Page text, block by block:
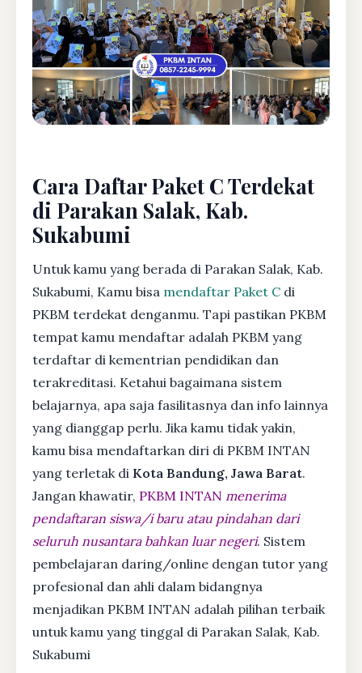
Cara Daftar Paket C Terdekat
di Parakan Salak, Kab.
Sukabumi
Untuk kamu yang berada di Parakan Salak, Kab.
Sukabumi, Kamu bisa mendaftar Paket C di
PKBM terdekat denganmu. Tapi pastikan PKBM
tempat kamu mendaftar adalah PKBM yang
terdaftar di kementrian pendidikan dan
terakreditasi. Ketahui bagaimana sistem
belajarnya, apa saja fasilitasnya dan info lainnya
yang dianggap perlu. Jika kamu tidak yakin,
kamu bisa mendaftarkan diri di PKBM INTAN
yang terletak di Kota Bandung, Jawa Barat.
Jangan khawatir, PKBM INTAN menerima
pendaftaran siswa/i baru atau pindahan dari
seluruh nusantara bahkan luar negeri. Sistem
pembelajaran daring/online dengan tutor yang
profesional dan ahli dalam bidangnya
menjadikan PKBM INTAN adalah pilihan terbaik
untuk kamu yang tinggal di Parakan Salak, Kab.
Sukabumi